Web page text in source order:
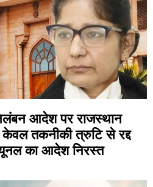
आदेश पर राजस्थान
केवल तकनीकी त्रुटि से रद्द
का आदेश निरस्त